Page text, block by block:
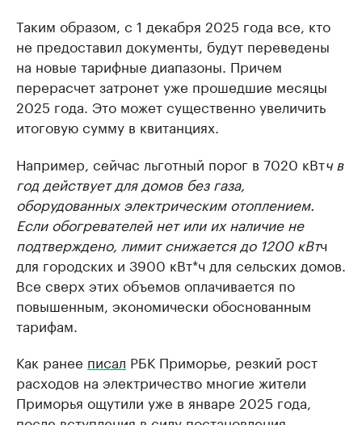
Таким образом, с 1 декабря 2025 года все, кто
не предоставил документы, будут переведены
на новые тарифные диапазоны. Причем
перерасчет затронет уже прошедшие месяцы
2025 года. Это может существенно увеличить
итоговую сумму в квитанциях.
Например, сейчас льготный порог в 7020 кВтч в
год действует для домов без газа,
оборудованных электрическим отоплением.
Если обогревателей нет или их наличие не
подтверждено, лимит снижается до 1200 кВтч
для городских и 3900 кВт*ч для сельских домов.
Все сверх этих объемов оплачивается по
повышенным, экономически обоснованным
тарифам.
Как ранее писал РБК Приморье, резкий рост
расходов на электричество многие жители
Приморья ощутили уже в январе 2025 года,